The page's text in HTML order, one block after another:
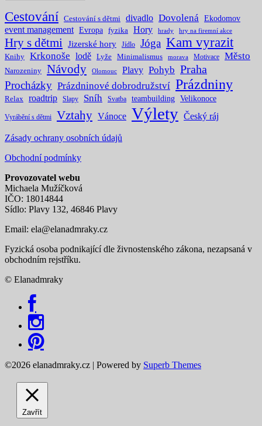
Cestování Cestování s dětmi divadlo Dovolená Ekodomov
event management Evropa fyzika Hory hrady hry na firemní akce
Hry s dětmi Jizerské hory Jídlo Jóga Kam vyrazit
Knihy Krkonoše lodě Lyže Minimalismus morava Motivace Město
Narozeniny Návody Olomouc Plavy Pohyb Praha
Procházky Prázdninové dobrodružství Prázdniny
Relax roadtrip Slapy Sníh Svatba teambuilding Velikonoce
Vyrábění s dětmi Vztahy Vánoce Výlety Český ráj
Zásady ochrany osobních údajů
Obchodní podmínky
Provozovatel webu
Michaela Mužíčková
IČO: 18014844
Sídlo: Plavy 132, 46846 Plavy
Email: ela@elanadmraky.cz
Fyzická osoba podnikající dle živnostenského zákona, nezapsaná v
obchodním rejstříku.
© Elanadmraky
©2026 elanadmraky.cz | Powered by Superb Themes
Zavřít